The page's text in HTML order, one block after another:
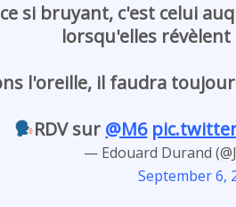
si bruyant, c'est celui
lorsqu'elles révèlent
l'oreille, il faudra
RDV sur @M6
— Edouard Durand
September 6,